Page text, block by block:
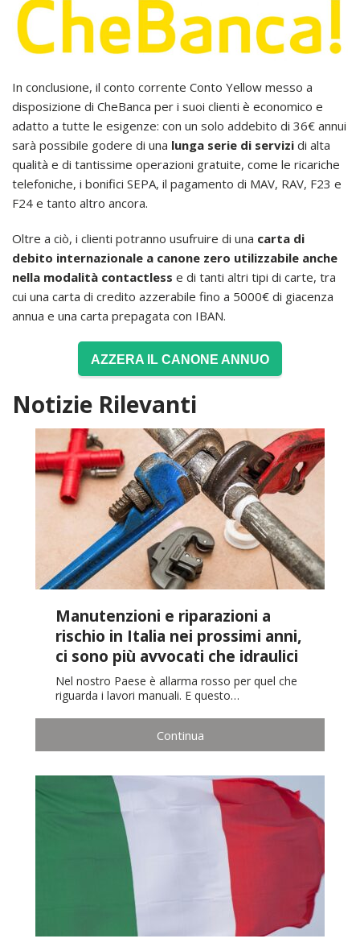
In conclusione, il conto corrente Conto Yellow messo a
disposizione di CheBanca per i suoi clienti è economico e
adatto a tutte le esigenze: con un solo addebito di 36€ annui
sarà possibile godere di una lunga serie di servizi di alta
qualità e di tantissime operazioni gratuite, come le ricariche
telefoniche, i bonifici SEPA, il pagamento di MAV, RAV, F23 e
F24 e tanto altro ancora.
Oltre a ciò, i clienti potranno usufruire di una carta di
debito internazionale a canone zero utilizzabile anche
nella modalità contactless e di tanti altri tipi di carte, tra
cui una carta di credito azzerabile fino a 5000€ di giacenza
annua e una carta prepagata con IBAN.
AZZERA IL CANONE ANNUO
Notizie Rilevanti
Manutenzioni e riparazioni a
rischio in Italia nei prossimi anni,
ci sono più avvocati che idraulici
Nel nostro Paese è allarma rosso per quel che
riguarda i lavori manuali. E questo…
Continua